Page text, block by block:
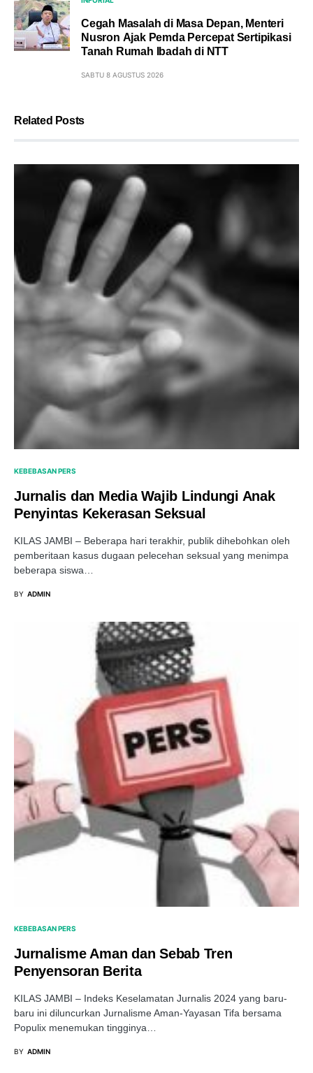
Cegah Masalah di Masa Depan, Menteri
Nusron Ajak Pemda Percepat Sertipikasi
Tanah Rumah Ibadah di NTT
SABTU 8 AGUSTUS 2026
Related Posts
KEBEBASAN PERS
Jurnalis dan Media Wajib Lindungi Anak
Penyintas Kekerasan Seksual
KILAS JAMBI – Beberapa hari terakhir, publik dihebohkan oleh
pemberitaan kasus dugaan pelecehan seksual yang menimpa
beberapa siswa…
BY ADMIN
KEBEBASAN PERS
Jurnalisme Aman dan Sebab Tren
Penyensoran Berita
KILAS JAMBI – Indeks Keselamatan Jurnalis 2024 yang baru-
baru ini diluncurkan Jurnalisme Aman-Yayasan Tifa bersama
Populix menemukan tingginya…
BY ADMIN